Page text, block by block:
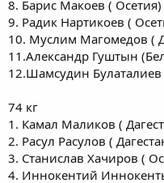
8. Барис Макоев ( Осетия)
9. Радик Нартикоев (
10. Муслим Магомедов (
11.Александр Гуштын
12.Шамсудин Булаталиев
74 кг
1. Камал Маликов (
2. Расул Расулов (
3. Станислав Хачиров (
4. Иннокентий